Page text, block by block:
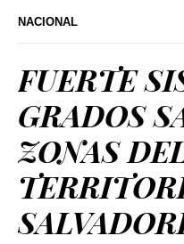
NACIONAL
FUERTE
GRADOS
ZONAS